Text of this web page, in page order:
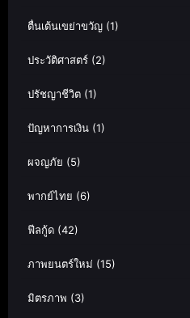
ตื่นเต้นเขย่าขวัญ (1)
ประวัติศาสตร์ (2)
ปรัชญาชีวิต (1)
ปัญหาการเงิน (1)
ผจญภัย (5)
พากย์ไทย (6)
ฟีลกู้ด (42)
ภาพยนตร์ใหม่ (15)
มิตรภาพ (3)